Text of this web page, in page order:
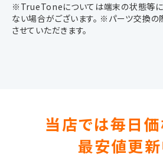
※TrueToneについては端末の状態等に
ない場合がございます。 ※パーツ交換
させていただきます。
当店では毎日価
最安値更新